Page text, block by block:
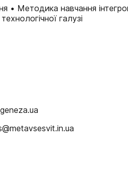
Методика навчання
галузі